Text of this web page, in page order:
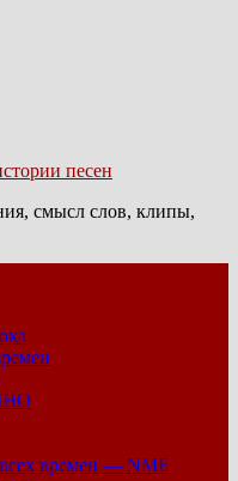
песен
смысл слов, клипы,
времен — NME